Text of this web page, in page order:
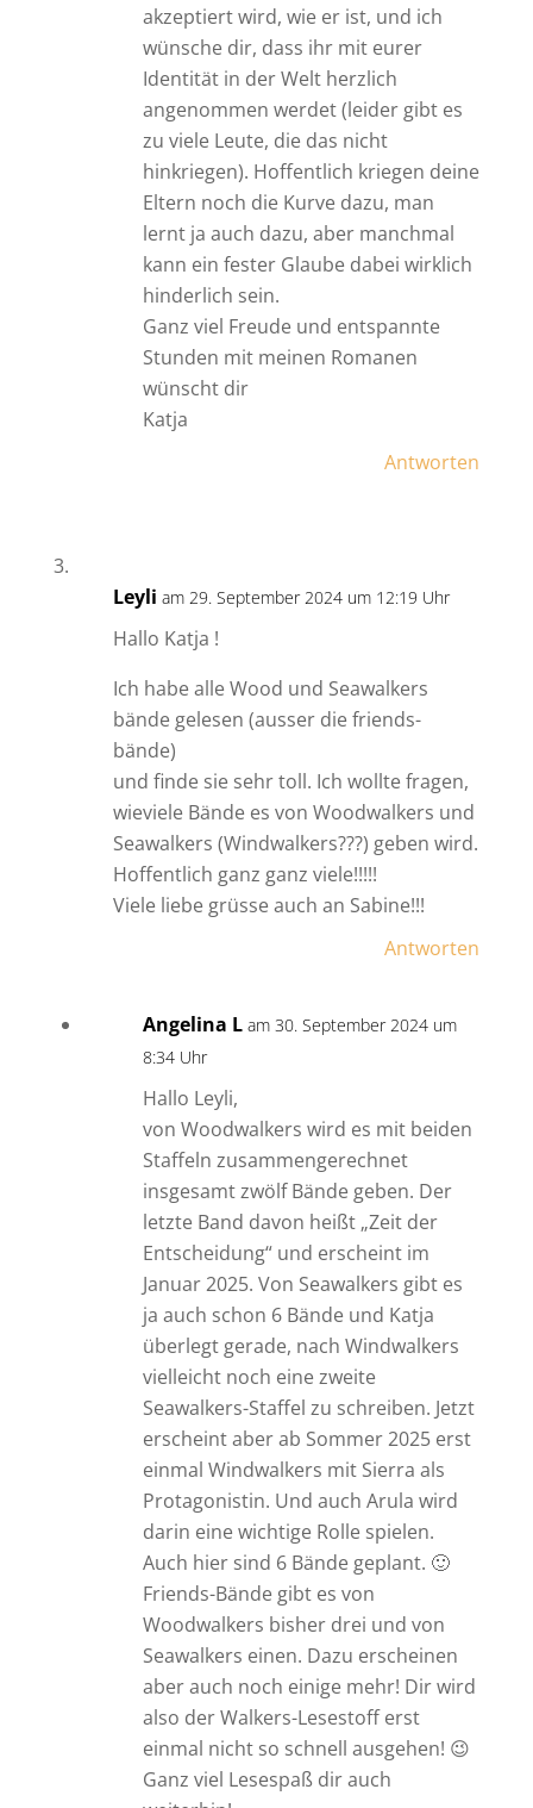
akzeptiert wird, wie er ist, und ich
wünsche dir, dass ihr mit eurer
Identität in der Welt herzlich
angenommen werdet (leider gibt es
zu viele Leute, die das nicht
hinkriegen). Hoffentlich kriegen deine
Eltern noch die Kurve dazu, man
lernt ja auch dazu, aber manchmal
kann ein fester Glaube dabei wirklich
hinderlich sein.
Ganz viel Freude und entspannte
Stunden mit meinen Romanen
wünscht dir
Katja
Antworten
Leyli am 29. September 2024 um 12:19 Uhr
Hallo Katja !
Ich habe alle Wood und Seawalkers
bände gelesen (ausser die friends-
bände)
und finde sie sehr toll. Ich wollte fragen,
wieviele Bände es von Woodwalkers und
Seawalkers (Windwalkers???) geben wird.
Hoffentlich ganz ganz viele!!!!!
Viele liebe grüsse auch an Sabine!!!
Antworten
Angelina L am 30. September 2024 um
8:34 Uhr
Hallo Leyli,
von Woodwalkers wird es mit beiden
Staffeln zusammengerechnet
insgesamt zwölf Bände geben. Der
letzte Band davon heißt „Zeit der
Entscheidung“ und erscheint im
Januar 2025. Von Seawalkers gibt es
ja auch schon 6 Bände und Katja
überlegt gerade, nach Windwalkers
vielleicht noch eine zweite
Seawalkers-Staffel zu schreiben. Jetzt
erscheint aber ab Sommer 2025 erst
einmal Windwalkers mit Sierra als
Protagonistin. Und auch Arula wird
darin eine wichtige Rolle spielen.
Auch hier sind 6 Bände geplant. 🙂
Friends-Bände gibt es von
Woodwalkers bisher drei und von
Seawalkers einen. Dazu erscheinen
aber auch noch einige mehr! Dir wird
also der Walkers-Lesestoff erst
einmal nicht so schnell ausgehen! 😉
Ganz viel Lesespaß dir auch